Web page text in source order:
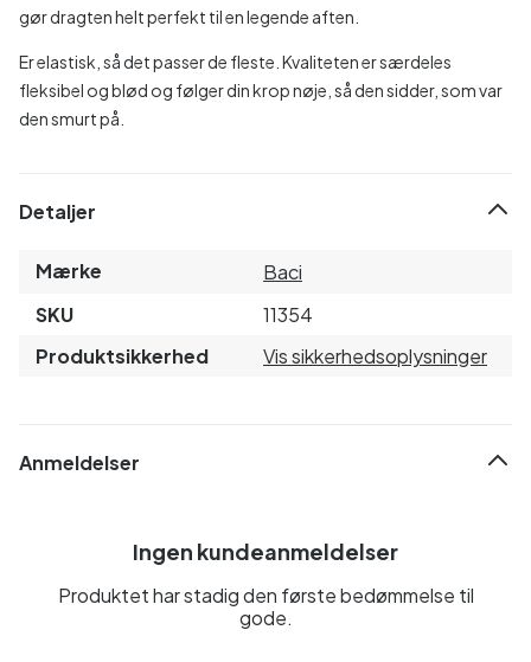
gør dragten helt perfekt til en legende aften.
Er elastisk, så det passer de fleste. Kvaliteten er særdeles
fleksibel og blød og følger din krop nøje, så den sidder, som var
den smurt på.
Detaljer
Mærke
Baci
SKU
11354
Produktsikkerhed
Vis sikkerhedsoplysninger
Anmeldelser
Ingen kundeanmeldelser
Produktet har stadig den første bedømmelse til
gode.